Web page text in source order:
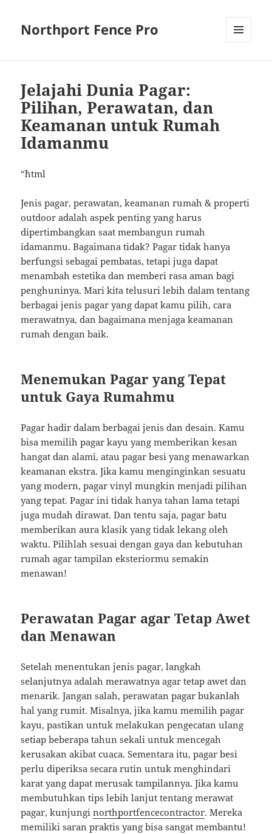
Northport Fence Pro
Jelajahi Dunia Pagar:
Pilihan, Perawatan, dan
Keamanan untuk Rumah
Idamanmu
“`html
Jenis pagar, perawatan, keamanan rumah & properti
outdoor adalah aspek penting yang harus
dipertimbangkan saat membangun rumah
idamanmu. Bagaimana tidak? Pagar tidak hanya
berfungsi sebagai pembatas, tetapi juga dapat
menambah estetika dan memberi rasa aman bagi
penghuninya. Mari kita telusuri lebih dalam tentang
berbagai jenis pagar yang dapat kamu pilih, cara
merawatnya, dan bagaimana menjaga keamanan
rumah dengan baik.
Menemukan Pagar yang Tepat
untuk Gaya Rumahmu
Pagar hadir dalam berbagai jenis dan desain. Kamu
bisa memilih pagar kayu yang memberikan kesan
hangat dan alami, atau pagar besi yang menawarkan
keamanan ekstra. Jika kamu menginginkan sesuatu
yang modern, pagar vinyl mungkin menjadi pilihan
yang tepat. Pagar ini tidak hanya tahan lama tetapi
juga mudah dirawat. Dan tentu saja, pagar batu
memberikan aura klasik yang tidak lekang oleh
waktu. Pilihlah sesuai dengan gaya dan kebutuhan
rumah agar tampilan eksteriormu semakin
menawan!
Perawatan Pagar agar Tetap Awet
dan Menawan
Setelah menentukan jenis pagar, langkah
selanjutnya adalah merawatnya agar tetap awet dan
menarik. Jangan salah, perawatan pagar bukanlah
hal yang rumit. Misalnya, jika kamu memilih pagar
kayu, pastikan untuk melakukan pengecatan ulang
setiap beberapa tahun sekali untuk mencegah
kerusakan akibat cuaca. Sementara itu, pagar besi
perlu diperiksa secara rutin untuk menghindari
karat yang dapat merusak tampilannya. Jika kamu
membutuhkan tips lebih lanjut tentang merawat
pagar, kunjunginorthportfencecontractor. Mereka
memiliki saran praktis yang bisa sangat membantu!